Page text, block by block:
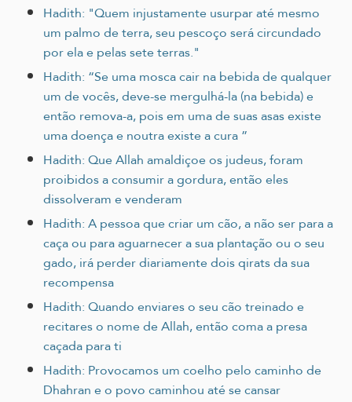
Hadith: "Quem injustamente usurpar até mesmo
um palmo de terra, seu pescoço será circundado
por ela e pelas sete terras."
Hadith: “Se uma mosca cair na bebida de qualquer
um de vocês, deve-se mergulhá-la (na bebida) e
então remova-a, pois em uma de suas asas existe
uma doença e noutra existe a cura ”
Hadith: Que Allah amaldiçoe os judeus, foram
proibidos a consumir a gordura, então eles
dissolveram e venderam
Hadith: A pessoa que criar um cão, a não ser para a
caça ou para aguarnecer a sua plantação ou o seu
gado, irá perder diariamente dois qirats da sua
recompensa
Hadith: Quando enviares o seu cão treinado e
recitares o nome de Allah, então coma a presa
caçada para ti
Hadith: Provocamos um coelho pelo caminho de
Dhahran e o povo caminhou até se cansar